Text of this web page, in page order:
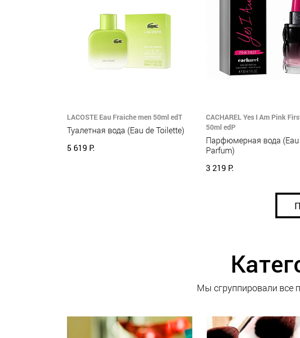
LACOSTE Eau Fraiche men 50ml edT
Туалетная вода (Eau de Toilette)
5 619 Р.
CACHAREL Yes I Am Pink
50ml edP
Парфюмерная вода (Eau
Parfum)
3 219 Р.
Мы сгруппировали все